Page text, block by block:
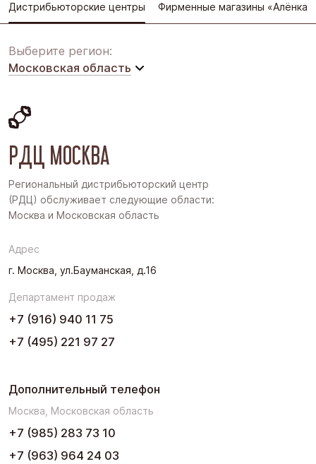
Дистрибьюторские центры Фирменные магазины «Алёнка»
Выберите регион:
Московская область
Восточная Сибирь
Дальний Восток
Поволжье
Урал
РДЦ МОСКВА
Региональный дистрибьюторский центр
(РДЦ) обслуживает следующие области:
Москва и Московская область
Адрес
г. Москва, ул.Бауманская, д.16
Департамент продаж
+7 (916) 940 11 75
+7 (495) 221 97 27
Дополнительный телефон
Москва, Московская область
+7 (985) 283 73 10
+7 (963) 964 24 03